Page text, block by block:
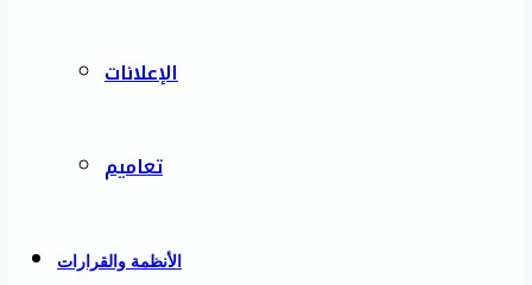
الإعلانات
تعاميم
الأنظمة والقرارات